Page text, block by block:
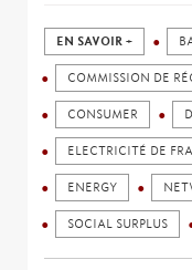
EN SAVOIR +
COMMISSION DE
CONSUMER
ELECTRICITÉ DE
ENERGY
SOCIAL SURPLUS